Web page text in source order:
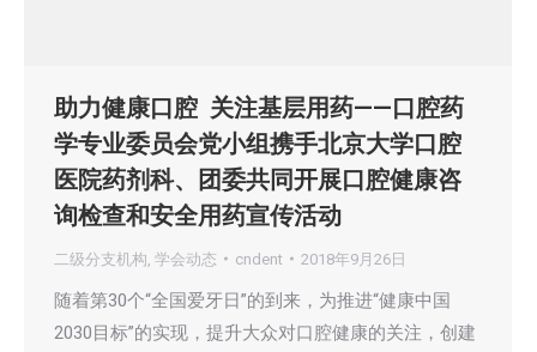
助力健康口腔 关注基层用药——口腔药
学专业委员会党小组携手北京大学口腔
医院药剂科、团委共同开展口腔健康咨
询检查和安全用药宣传活动
二级分支机构 学会动态 cndent 2018年9月26日
随着第30个“全国爱牙日”的到来，为推进“健康中国
2030目标”的实现，提升大众对口腔健康的关注，创建